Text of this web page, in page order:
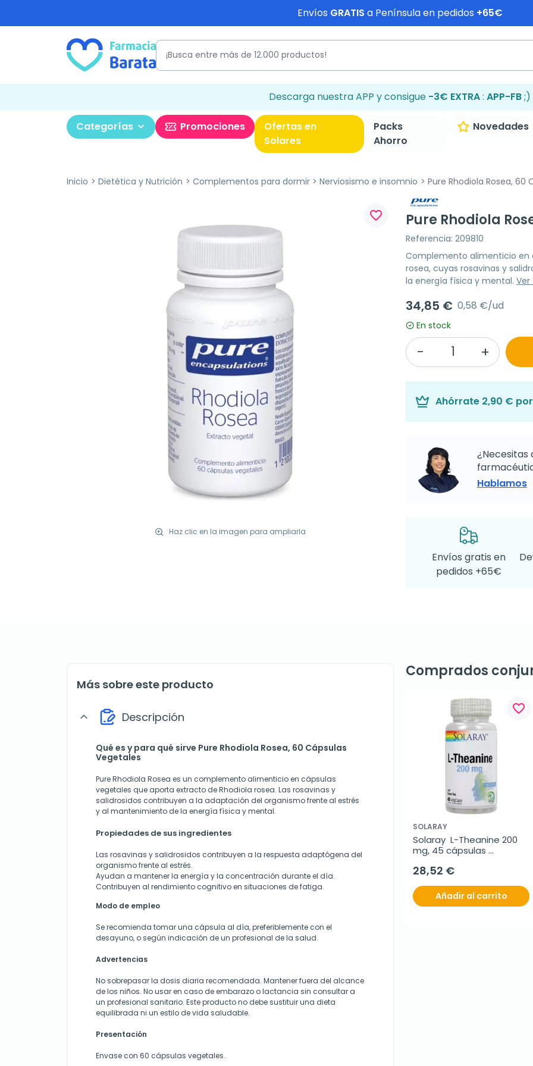
Envíos GRATIS a Península en pedidos +65€
Descarga nuestra APP y consigue -3€ EXTRA: APP-FB;)
Categorías Promociones
Ofertas en
Solares
Packs
Ahorro
Novedades
Inicio Dietética y Nutrición Complementos para dormir Nerviosismo e insomnio Pure Rhodiola Rosea, 60
Haz clic en la imagen para ampliarla
favorite_border Pure Rhodiola
Referencia: 209810
Complemento alimenticio en
rosea, cuyas rosavinas y
la energía física y mental.
34,85 € 0,58 €/ud
En stock
Ahórrate 2,90 €
¿Necesitas
Hablamos
Envíos gratis en
pedidos +65€
Más sobre este producto
expand_more Descripción
Qué es y para qué sirve Pure Rhodiola Rosea, 60 Cápsulas
Vegetales
Pure Rhodiola Rosea es un complemento alimenticio en cápsulas
vegetales que aporta extracto de Rhodiola rosea. Las rosavinas y
salidrosidos contribuyen a la adaptación del organismo frente al estrés
y al mantenimiento de la energía física y mental.
Propiedades de sus ingredientes
Las rosavinas y salidrosidos contribuyen a la respuesta adaptógena del
organismo frente al estrés.
Ayudan a mantener la energía y la concentración durante el día.
Contribuyen al rendimiento cognitivo en situaciones de fatiga.
Modo de empleo
Se recomienda tomar una cápsula al día, preferiblemente con el
desayuno, o según indicación de un profesional de la salud.
Advertencias
No sobrepasar la dosis diaria recomendada. Mantener fuera del alcance
de los niños. No usar en caso de embarazo o lactancia sin consultar a
un profesional sanitario. Este producto no debe sustituir una dieta
equilibrada ni un estilo de vida saludable.
Presentación
Envase con 60 cápsulas vegetales.
Comprados
favorite_border
SOLARAY
Solaray  L-Theanine 200
mg, 45 cápsulas
28,52 €
Añadir al carrito